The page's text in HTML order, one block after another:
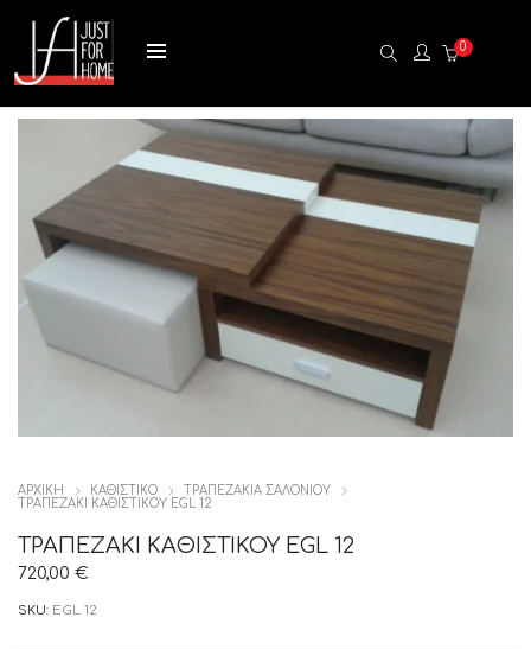
0
ΑΡΧΙΚΉ ΚΑΘΙΣΤΙΚΟ
ΤΡΑΠΕΖΑΚΙΑ ΣΑΛΟΝΙΟΥ
ΤΡΑΠΕΖΑΚΙ ΚΑΘΙΣΤΙΚΟΥ EGL 12
ΤΡΑΠΕΖΑΚΙ ΚΑΘΙΣΤΙΚΟΥ EGL 12
720,00 €
SKU: EGL 12